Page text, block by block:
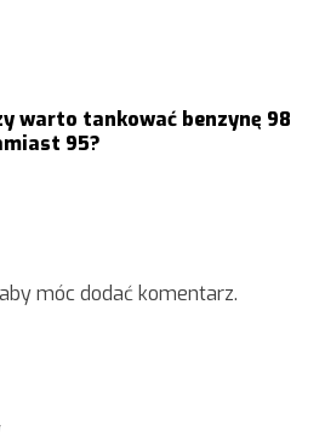
warto tankować benzynę 98
95?
móc dodać komentarz.